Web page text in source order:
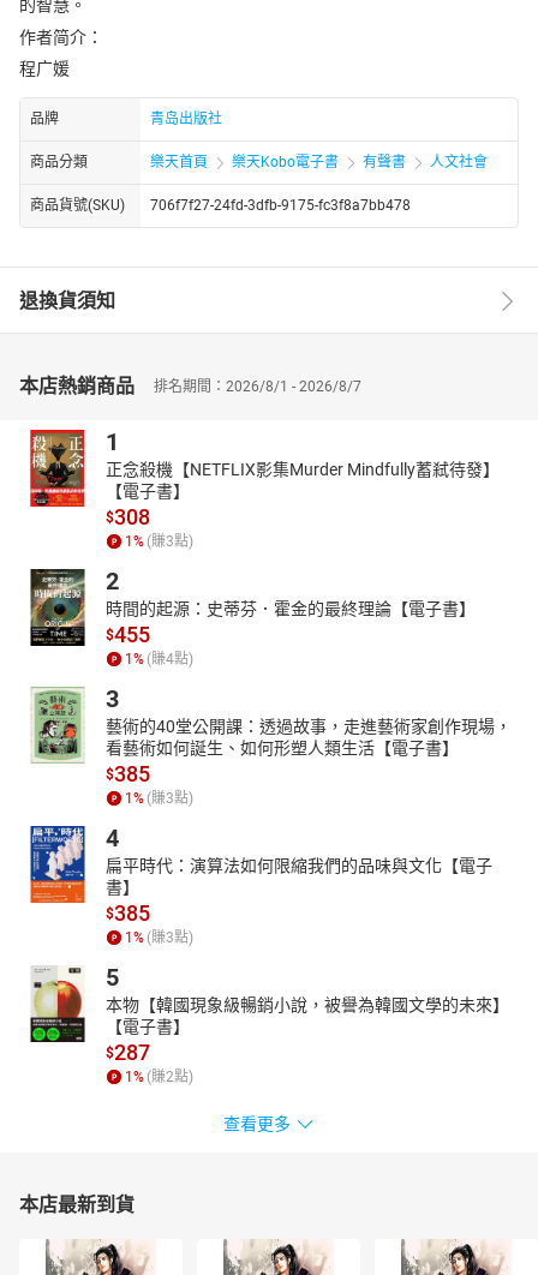
的智慧。
作者简介：
程广媛
品牌 青岛出版社
商品分類 樂天首頁 樂天Kobo電子書 有聲書 人文社會
商品貨號(SKU) 706f7f27-24fd-3dfb-9175-fc3f8a7bb478
退換貨須知
本店熱銷商品 排名期間：2026/8/1 - 2026/8/7
1
正念殺機【NETFLIX影集Murder Mindfully蓄弒待發】
【電子書】
$308
1 % (賺3點)
2
時間的起源：史蒂芬．霍金的最終理論【電子書】
$455
1 % (賺4點)
3
藝術的40堂公開課：透過故事，走進藝術家創作現場，
看藝術如何誕生、如何形塑人類生活【電子書】
$385
1 % (賺3點)
4
扁平時代：演算法如何限縮我們的品味與文化【電子
書】
$385
1 % (賺3點)
5
本物【韓國現象級暢銷小說，被譽為韓國文學的未來】
【電子書】
$287
1 % (賺2點)
查看更多
本店最新到貨